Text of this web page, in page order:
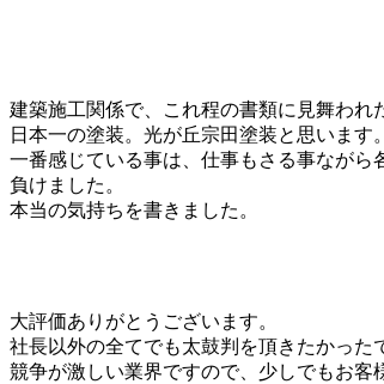
建築施工関係で、これ程の書類に見舞われ
日本一の塗装。光が丘宗田塗装と思います。
一番感じている事は、仕事もさる事ながら
負けました。
本当の気持ちを書きました。
大評価ありがとうございます。
社長以外の全てでも太鼓判を頂きたかった
競争が激しい業界ですので、少しでもお客